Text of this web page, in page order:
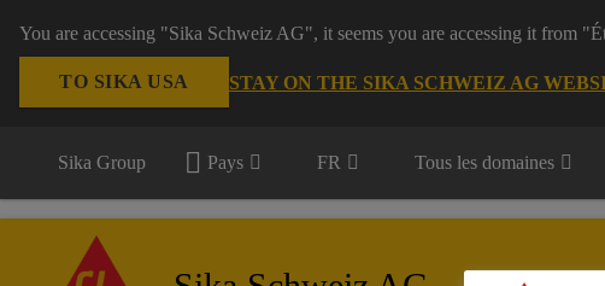
You are accessing "Sika Schweiz AG", it seems you are accessing it from
TO SIKA USA STAY ON THE SIKA SCHWEIZ AG
Sika Group Pays FR Tous les domaines